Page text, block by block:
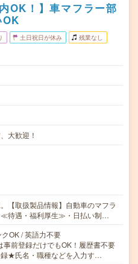
OK！】車マフラー部
土日祝日が休み 残業なし
大歓迎！
【取扱製品情報】自動車のマフラ
≪待遇・福利厚生≫・日払い制…
OK / 英語力不要
前登録だけでもOK！履歴書不要
★氏名・職種などを入力す…